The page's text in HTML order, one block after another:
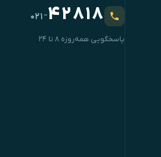
۴۲۸۱۸-۰۲۱
پاسخگویی همه‌روزه ۸ تا ۲۴